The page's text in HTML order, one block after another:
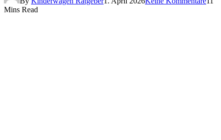
Mins Read